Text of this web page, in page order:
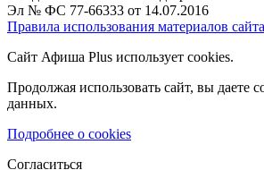
Эл № ФС 77-66333 от 14.07.2016
Правила использования материалов сайта
Сайт Афиша Plus использует cookies.
Продолжая использовать сайт, вы даете
данных.
Подробнее о cookies
Согласиться